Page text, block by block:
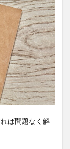
ば問題なく解